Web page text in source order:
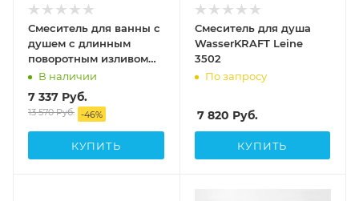
Смеситель для ванны с
душем с длинным
поворотным изливом
WasserKRAFT Isar 1302L
В наличии
7 337 Руб.
13 570Руб. -46%
КУПИТЬ
Смеситель для душа
WasserKRAFT Leine
3502
По запросу
7 820 Руб.
КУПИТЬ